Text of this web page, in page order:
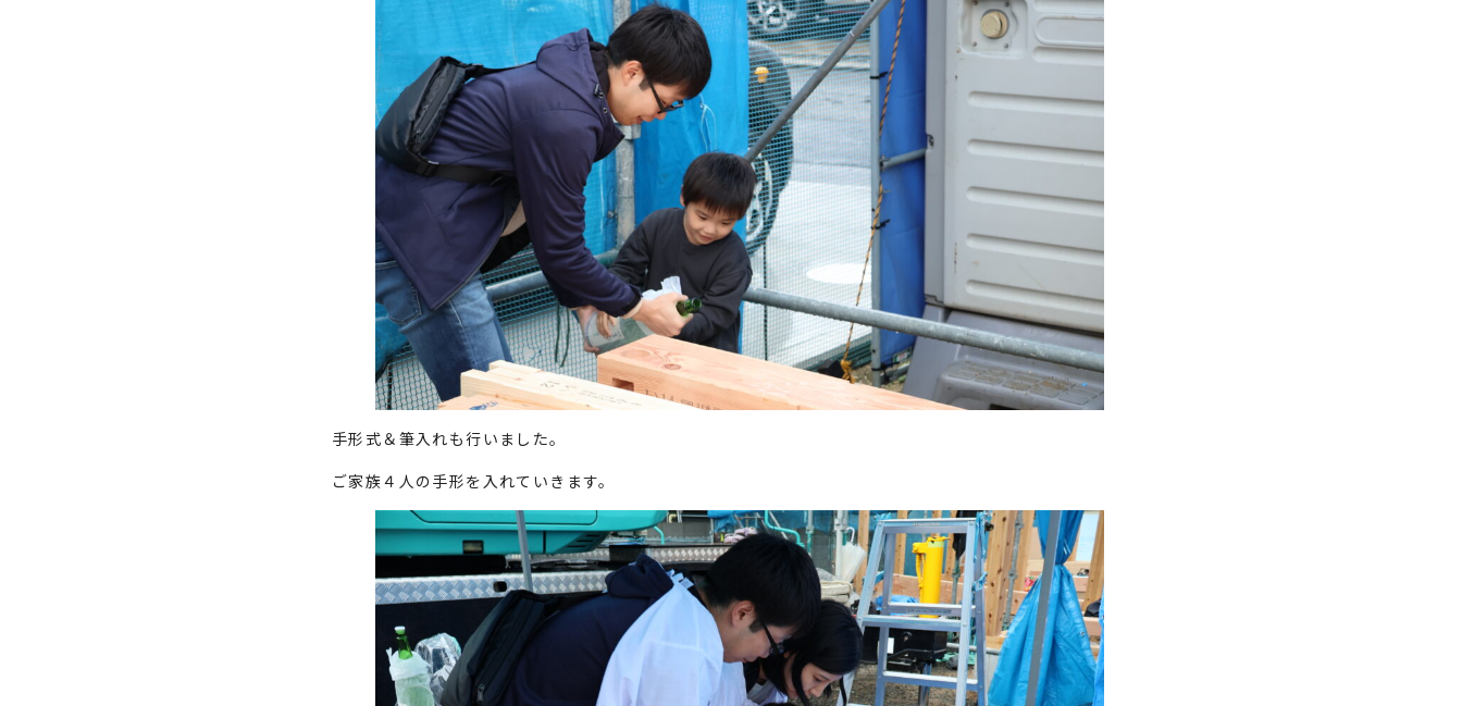
手形式＆筆入れも行いました。
ご家族４人の手形を入れていきます。